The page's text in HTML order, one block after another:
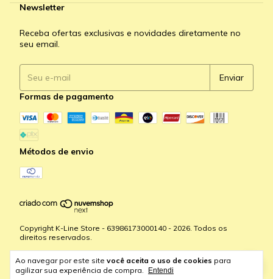
Ao navegar por este site você aceita o uso de cookies para
agilizar sua experiência de compra.
Entendi
Newsletter
Receba ofertas exclusivas e novidades diretamente no
seu email.
Formas de pagamento
Métodos de envio
Copyright K-Line Store - 63986173000140 - 2026. Todos os
direitos reservados.